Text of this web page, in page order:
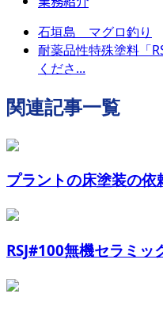
石垣島 マグロ釣り
耐薬品性特殊塗料「
くださ...
関連記事一覧
プラントの床塗装の依
RSJ#100無機セラミ